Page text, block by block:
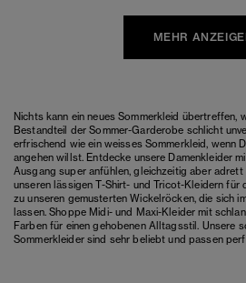
MEHR
Nichts kann ein neues Sommerkleid übertreffen,
Bestandteil der Sommer-Garderobe schlicht
erfrischend wie ein weisses Sommerkleid, wenn
angehen willst. Entdecke unsere Damenkleider
Ausgang super anfühlen, gleichzeitig aber
unseren lässigen T-Shirt- und Tricot-Kleidern
zu unseren gemusterten Wickelröcken, die sich
lassen. Shoppe Midi- und Maxi-Kleider mit
Farben für einen gehobenen Alltagsstil. Unsere
Sommerkleider sind sehr beliebt und passen